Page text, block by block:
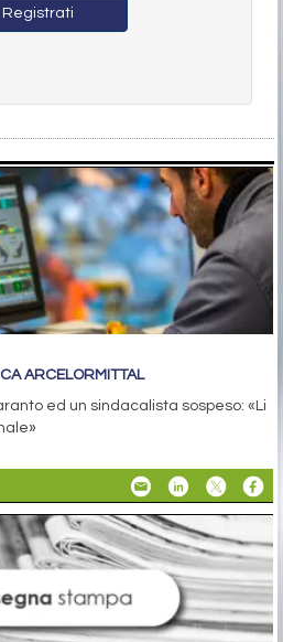
Registrati
ARCELORMITTAL
ed un sindacalista sospeso: «Li